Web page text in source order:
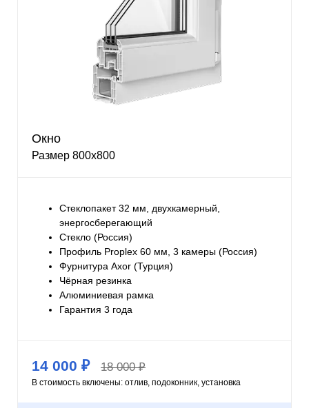
Окно
Размер 800х800
Стеклопакет 32 мм, двухкамерный,
энергосберегающий
Стекло (Россия)
Профиль Proplex 60 мм, 3 камеры (Россия)
Фурнитура Axor (Турция)
Чёрная резинка
Алюминиевая рамка
Гарантия 3 года
14 000 ₽ 18 000 ₽
В стоимость включены: отлив, подоконник, установка